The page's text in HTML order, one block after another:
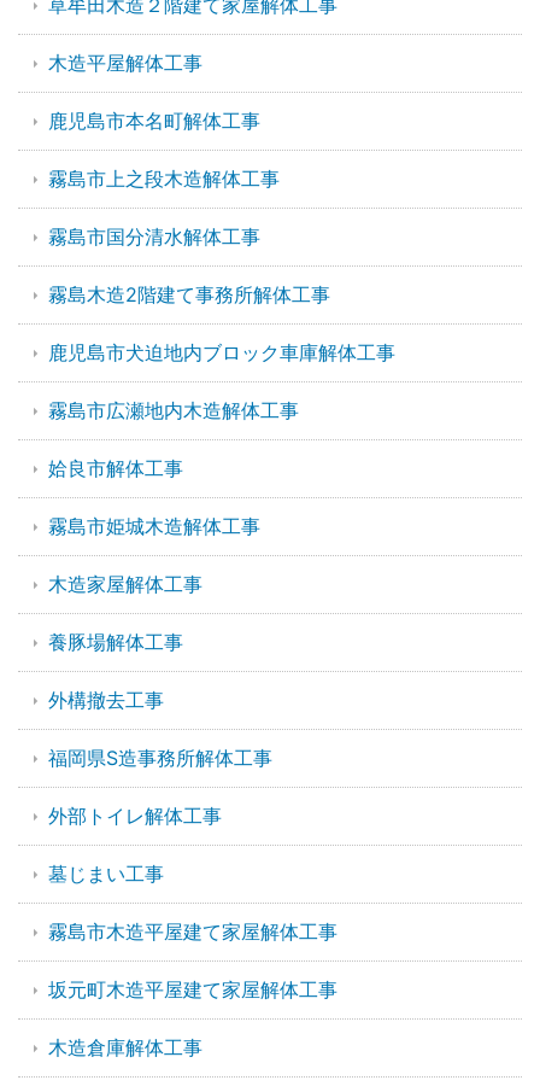
草牟田木造２階建て家屋解体工事
木造平屋解体工事
鹿児島市本名町解体工事
霧島市上之段木造解体工事
霧島市国分清水解体工事
霧島木造2階建て事務所解体工事
鹿児島市犬迫地内ブロック車庫解体工事
霧島市広瀬地内木造解体工事
姶良市解体工事
霧島市姫城木造解体工事
木造家屋解体工事
養豚場解体工事
外構撤去工事
福岡県S造事務所解体工事
外部トイレ解体工事
墓じまい工事
霧島市木造平屋建て家屋解体工事
坂元町木造平屋建て家屋解体工事
木造倉庫解体工事